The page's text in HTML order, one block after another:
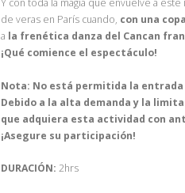
Y con toda la magia que envuelve a
de veras en París cuando, con una
a la frenética danza del Cancan
¡Qué comience el espectáculo!
Nota: No está permitida la entrada
Debido a la alta demanda y la
que adquiera esta actividad con
¡Asegure su participación!
DURACIÓN: 2hrs